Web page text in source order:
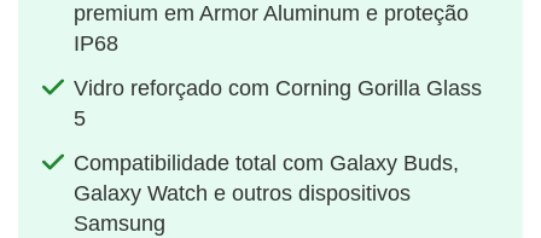
premium em Armor Aluminum e proteção
IP68
Vidro reforçado com Corning Gorilla Glass
5
Compatibilidade total com Galaxy Buds,
Galaxy Watch e outros dispositivos
Samsung